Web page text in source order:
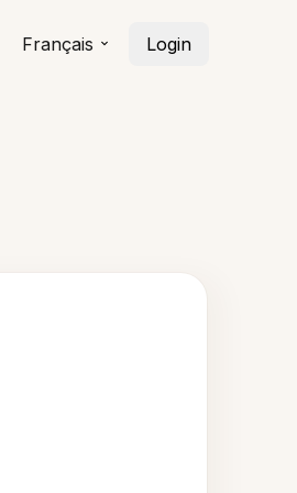
Français Login